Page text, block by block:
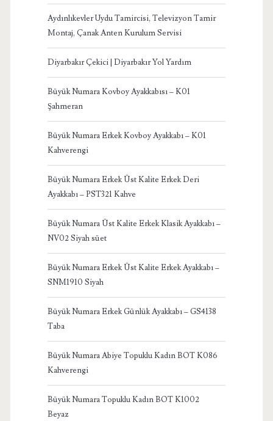
Aydınlıkevler Uydu Tamircisi, Televizyon Tamir
Montaj, Çanak Anten Kurulum Servisi
Diyarbakır Çekici | Diyarbakır Yol Yardım
Büyük Numara Kovboy Ayakkabısı – K01
Şahmeran
Büyük Numara Erkek Kovboy Ayakkabı – K01
Kahverengi
Büyük Numara Erkek Üst Kalite Erkek Deri
Ayakkabı – PST321 Kahve
Büyük Numara Üst Kalite Erkek Klasik Ayakkabı –
NV02 Siyah süet
Büyük Numara Erkek Üst Kalite Erkek Ayakkabı –
SNM1910 Siyah
Büyük Numara Erkek Günlük Ayakkabı – GS4138
Taba
Büyük Numara Abiye Topuklu Kadın BOT K086
Kahverengi
Büyük Numara Topuklu Kadın BOT K1002
Beyaz